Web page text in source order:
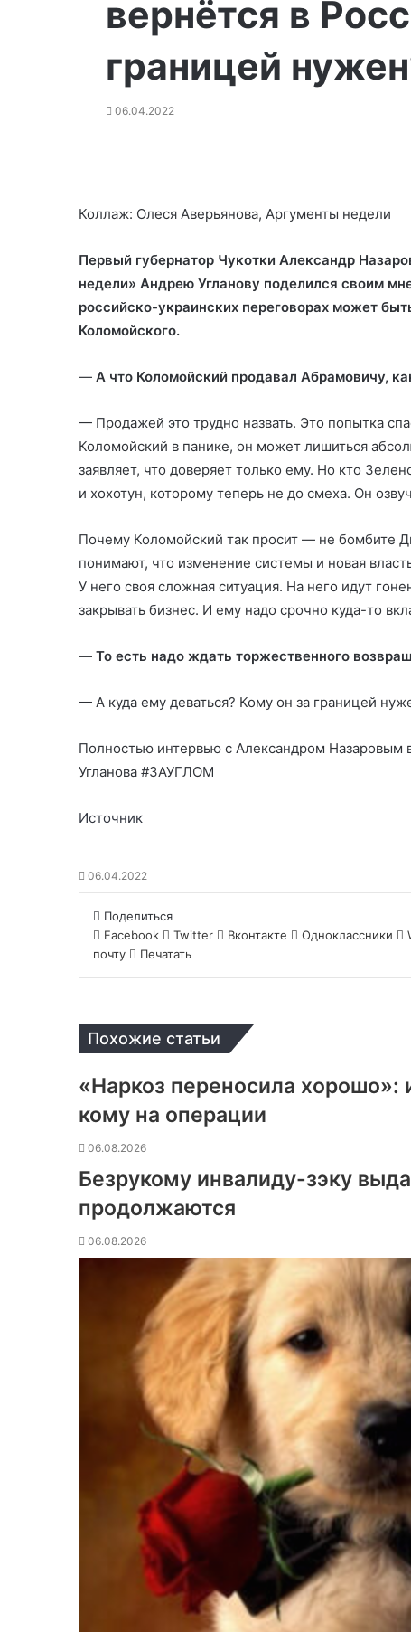
вернётся в
границей
06.04.2022
Коллаж: Олеся Аверьянова, Аргументы недели
Первый губернатор Чукотки Александр
недели» Андрею Угланову поделился своим
российско-украинских переговорах может
Коломойского.
— А что Коломойский продавал Абрамовичу,
— Продажей это трудно назвать. Это попытка
Коломойский в панике, он может лишиться
заявляет, что доверяет только ему. Но кто
и хохотун, которому теперь не до смеха. Он
Почему Коломойский так просит — не бомбите
понимают, что изменение системы и новая
У него своя сложная ситуация. На него идут
закрывать бизнес. И ему надо срочно куда-то
— То есть надо ждать торжественного
— А куда ему деваться? Кому он за границей
Полностью интервью с Александром
Угланова #ЗАУГЛОМ
Источник
06.04.2022
Поделиться
Facebook
Twitter Вконтакте Одноклассники
почту
Печатать
Похожие статьи
«Наркоз переносила хорошо»:
кому на операции
06.08.2026
Безрукому инвалиду-зэку
продолжаются
06.08.2026